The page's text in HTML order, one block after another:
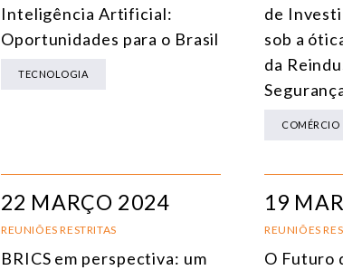
ENERGIA
Inteligência Artificial:
Oportunidades para o Brasil
TECNOLOGIA
de
sob a
da
COMÉRCIO
22 MARÇO 2024
REUNIÕES RESTRITAS
BRICS em perspectiva: um
19
REUNIÕES
O Futuro